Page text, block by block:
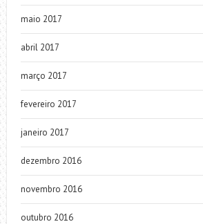
maio 2017
abril 2017
março 2017
fevereiro 2017
janeiro 2017
dezembro 2016
novembro 2016
outubro 2016